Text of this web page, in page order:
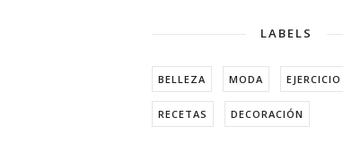
LABELS
BELLEZA MODA EJERCICIO
RECETAS DECORACIÓN